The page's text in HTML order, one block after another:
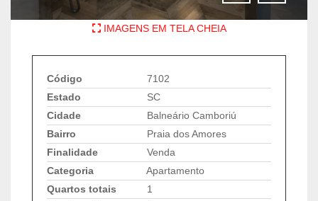
IMAGENS EM TELA CHEIA
Código
7102
Estado
SC
Cidade
Balneário Camboriú
Bairro
Praia dos Amores
Finalidade
Venda
Categoria
Apartamento
Quartos totais
1